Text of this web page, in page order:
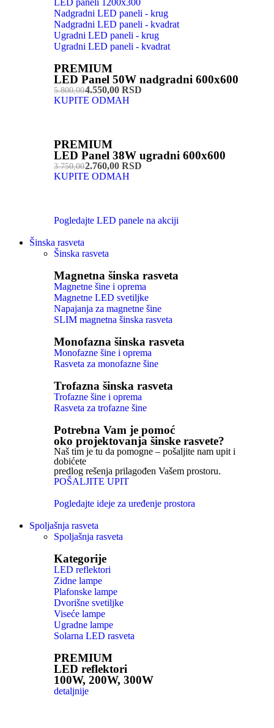
LED paneli 1200x300
Nadgradni LED paneli - krug
Nadgradni LED paneli - kvadrat
Ugradni LED paneli - krug
Ugradni LED paneli - kvadrat
PREMIUM
LED Panel 50W nadgradni 600x600
5.800,004.550,00 RSD
KUPITE ODMAH
PREMIUM
LED Panel 38W ugradni 600x600
3.750,002.760,00 RSD
KUPITE ODMAH
Pogledajte LED panele na akciji
Šinska rasveta
Šinska rasveta
Magnetna šinska rasveta
Magnetne šine i oprema
Magnetne LED svetiljke
Napajanja za magnetne šine
SLIM magnetna šinska rasveta
Monofazna šinska rasveta
Monofazne šine i oprema
Rasveta za monofazne šine
Trofazna šinska rasveta
Trofazne šine i oprema
Rasveta za trofazne šine
Potrebna Vam je pomoć
oko projektovanja šinske rasvete?
Naš tim je tu da pomogne – pošaljite nam upit i
dobićete
predlog rešenja prilagođen Vašem prostoru.
POŠALJITE UPIT
Pogledajte ideje za uređenje prostora
Spoljašnja rasveta
Spoljašnja rasveta
Kategorije
LED reflektori
Zidne lampe
Plafonske lampe
Dvorišne svetiljke
Viseće lampe
Ugradne lampe
Solarna LED rasveta
PREMIUM
LED reflektori
100W, 200W, 300W
detaljnije